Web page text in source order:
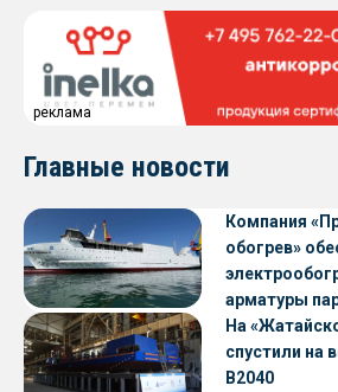
реклама
Главные новости
Компания
обогрев»
арматуры
На
спустили на
В2040